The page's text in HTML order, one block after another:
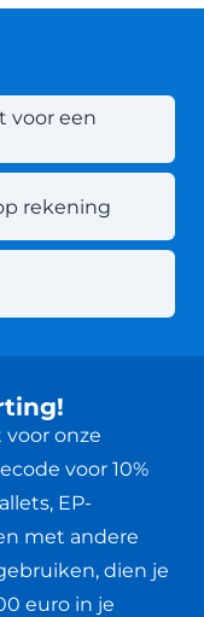
voor een
rekening
onze
voor 10%
EP-
met andere
dien je
euro in je